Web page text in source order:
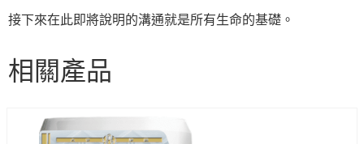
接下來在此即將說明的溝通就是所有生命的基礎。
相關產品